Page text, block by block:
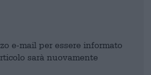
e-mail per essere informato
sarà nuovamente